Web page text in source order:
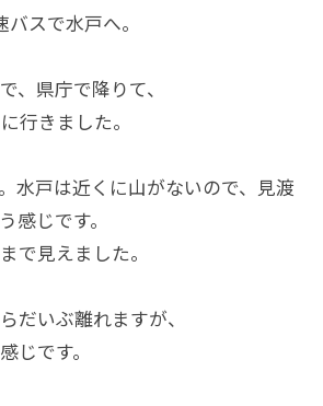
スで水戸へ。
、県庁で降りて、
行きました。
水戸は近くに山がないので、見渡
感じです。
で見えました。
だいぶ離れますが、
じです。